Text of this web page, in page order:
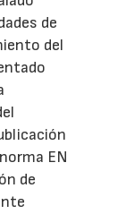
de
del
EN
de